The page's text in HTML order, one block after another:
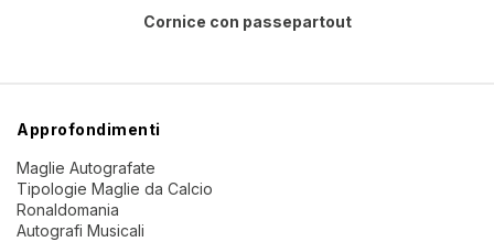
Cornice con passepartout
Approfondimenti
Maglie Autografate
Tipologie Maglie da Calcio
Ronaldomania
Autografi Musicali